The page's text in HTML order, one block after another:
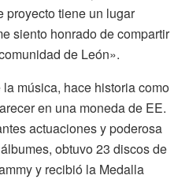
proyecto tiene un lugar
siento honrado de compartir
de León».
música, hace historia como
en una moneda de EE.
actuaciones y poderosa
obtuvo 23 discos de
y recibió la Medalla